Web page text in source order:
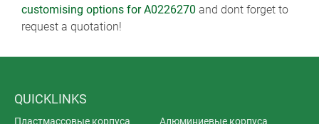
customising options for A0226270 and dont forget to
request a quotation!
QUICKLINKS
Пластмассовые корпуса
Алюминиевые корпуса